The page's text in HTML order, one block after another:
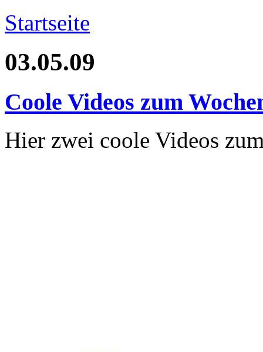
Startseite
03.05.09
Coole Videos zum
Hier zwei coole Videos